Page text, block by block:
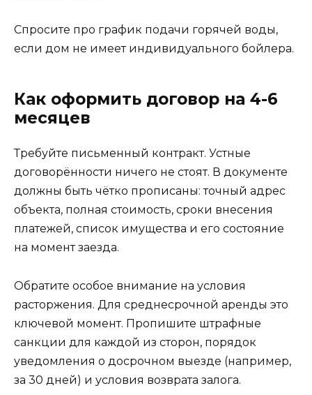
Спросите про график подачи горячей воды,
если дом не имеет индивидуального бойлера.
Как оформить договор на 4-6
месяцев
Требуйте письменный контракт. Устные
договорённости ничего не стоят. В документе
должны быть чётко прописаны: точный адрес
объекта, полная стоимость, сроки внесения
платежей, список имущества и его состояние
на момент заезда.
Обратите особое внимание на условия
расторжения. Для среднесрочной аренды это
ключевой момент. Пропишите штрафные
санкции для каждой из сторон, порядок
уведомления о досрочном выезде (например,
за 30 дней) и условия возврата залога.